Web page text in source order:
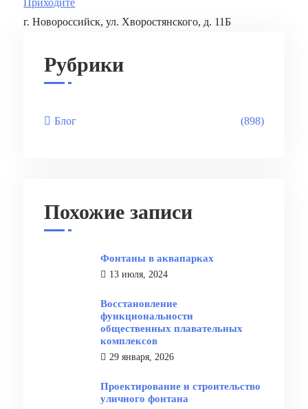
Приходите
г. Новороссийск, ул. Хворостянского, д. 11Б
Рубрики
Блог (898)
Похожие записи
Фонтаны в аквапарках
13 июля, 2024
Восстановление
функциональности
общественных плавательных
комплексов
29 января, 2026
Проектирование и строительство
уличного фонтана